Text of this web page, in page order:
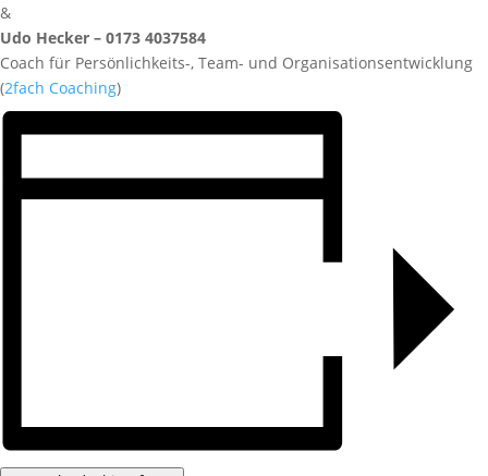
&
Udo Hecker – 0173 4037584
Coach für Persönlichkeits-, Team- und Organisationsentwicklung
(2fach Coaching)